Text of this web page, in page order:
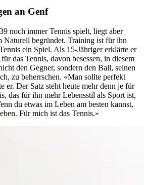
an Genf
noch immer Tennis spielt, liegt aber
Naturell begründet. Training ist für ihn
ein Spiel. Als 15-Jähriger erklärte er
das Tennis, davon besessen, in diesem
den Gegner, sondern den Ball, seinen
zu beherrschen. «Man sollte perfekt
er. Der Satz steht heute mehr denn je für
das für ihn mehr Lebensstil als Sport ist,
du etwas im Leben am besten kannst,
Für mich ist das Tennis.»